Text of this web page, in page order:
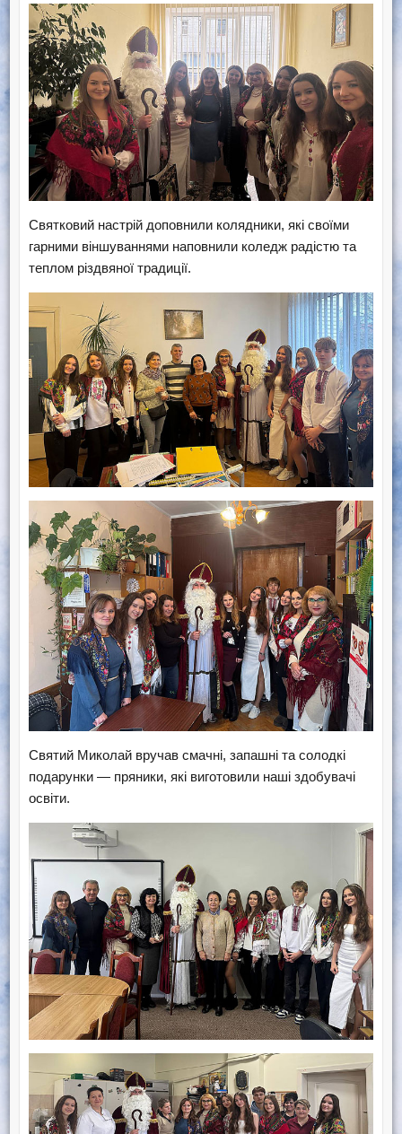
Святковий настрій доповнили колядники, які своїми
гарними віншуваннями наповнили коледж радістю та
теплом різдвяної традиції.
Святий Миколай вручав смачні, запашні та солодкі
подарунки — пряники, які виготовили наші здобувачі
освіти.